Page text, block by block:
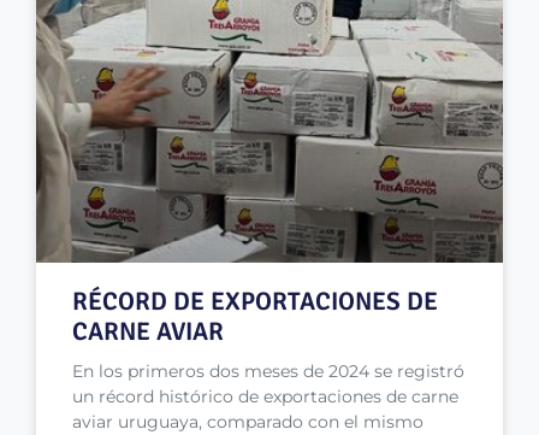
RÉCORD DE EXPORTACIONES DE
CARNE AVIAR
En los primeros dos meses de 2024 se registró
un récord histórico de exportaciones de carne
aviar uruguaya, comparado con el mismo